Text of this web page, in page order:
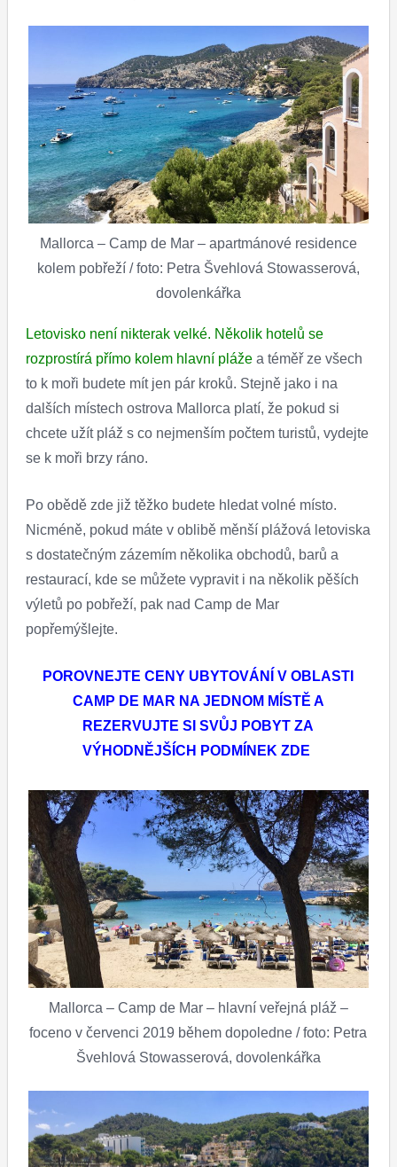
Mallorca – Camp de Mar – apartmánové residence
kolem pobřeží / foto: Petra Švehlová Stowasserová,
dovolenkářka
Letovisko není nikterak velké. Několik hotelů se
rozprostírá přímo kolem hlavní plážea téměř ze všech
to k moři budete mít jen pár kroků. Stejně jako i na
dalších místech ostrova Mallorca platí, že pokud si
chcete užít pláž s co nejmenším počtem turistů, vydejte
se k moři brzy ráno.
Po obědě zde již těžko budete hledat volné místo.
Nicméně, pokud máte v oblibě měnší plážová letoviska
s dostatečným zázemím několika obchodů, barů a
restaurací, kde se můžete vypravit i na několik pěších
výletů po pobřeží, pak nad Camp de Mar
popřemýšlejte.
POROVNEJTE CENY UBYTOVÁNÍ V OBLASTI
CAMP DE MAR NA JEDNOM MÍSTĚ A
REZERVUJTE SI SVŮJ POBYT ZA
VÝHODNĚJŠÍCH PODMÍNEK ZDE
Mallorca – Camp de Mar – hlavní veřejná pláž –
foceno v červenci 2019 během dopoledne / foto: Petra
Švehlová Stowasserová, dovolenkářka